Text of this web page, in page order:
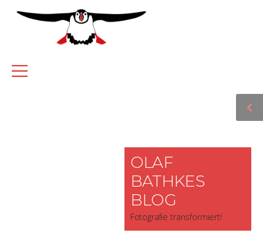
OLAF
BATHKES
BLOG
Fotografie transformiert!